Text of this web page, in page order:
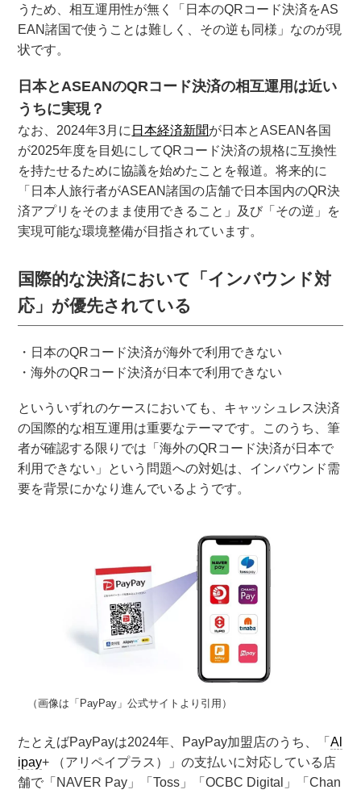
うため、相互運用性が無く「日本のQRコード決済をAS
EAN諸国で使うことは難しく、その逆も同様」なのが現
状です。
日本とASEANのQRコード決済の相互運用は近い
うちに実現？
なお、2024年3月に 日本経済新聞が日本とASEAN各国
が2025年度を目処にしてQRコード決済の規格に互換性
を持たせるために協議を始めたことを報道。将来的に
「日本人旅行者がASEAN諸国の店舗で日本国内のQR決
済アプリをそのまま使用できること」及び「その逆」を
実現可能な環境整備が目指されています。
国際的な決済において「インバウンド対
応」が優先されている
・日本のQRコード決済が海外で利用できない
・海外のQRコード決済が日本で利用できない
といういずれのケースにおいても、キャッシュレス決済
の国際的な相互運用は重要なテーマです。このうち、筆
者が確認する限りでは「海外のQRコード決済が日本で
利用できない」という問題への対処は、インバウンド需
要を背景にかなり進んでいるようです。
（画像は「PayPay」公式サイトより引用）
たとえばPayPayは2024年、PayPay加盟店のうち、「Al
ipay+ （アリペイプラス）」の支払いに対応している店
舗で「NAVER Pay」「Toss」「OCBC Digital」「Chan